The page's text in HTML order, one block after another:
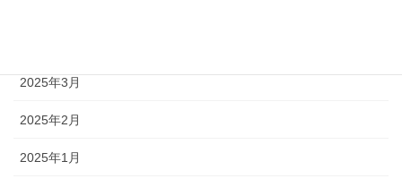
2025年3月
2025年2月
2025年1月